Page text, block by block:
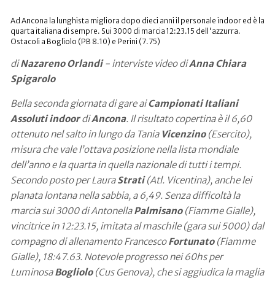
Ad Ancona la lunghista migliora dopo dieci anni il personale indoor ed è la
quarta italiana di sempre. Sui 3000 di marcia 12:23.15 dell'azzurra.
Ostacoli a Bogliolo (PB 8.10) e Perini (7.75)
diNazareno Orlandi- interviste video diAnna Chiara
Spigarolo
Bella seconda giornata di gare aiCampionati Italiani
Assoluti indoordiAncona. Il risultato copertina è il 6,60
ottenuto nel salto in lungo da Tania Vicenzino(Esercito),
misura che vale l’ottava posizione nella lista mondiale
dell’anno e la quarta in quella nazionale di tutti i tempi.
Secondo posto per LauraStrati(Atl. Vicentina), anche lei
planata lontana nella sabbia, a 6,49. Senza difficoltà la
marcia sui 3000 di AntonellaPalmisano (Fiamme Gialle),
vincitrice in 12:23.15, imitata al maschile (gara sui 5000) dal
compagno di allenamento FrancescoFortunato(Fiamme
Gialle), 18:47.63. Notevole progresso nei 60hs per
LuminosaBogliolo (Cus Genova), che si aggiudica la maglia